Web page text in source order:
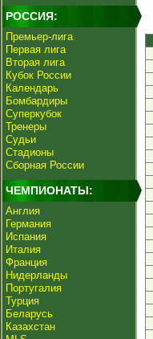
РОССИЯ:
Премьер-лига
Первая лига
Вторая лига
Кубок России
Календарь
Бомбардиры
Суперкубок
Тренеры
Судьи
Стадионы
Сборная России
ЧЕМПИОНАТЫ:
Англия
Германия
Испания
Италия
Франция
Нидерланды
Португалия
Турция
Беларусь
Казахстан